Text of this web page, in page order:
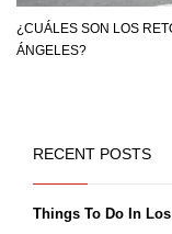
¿CUÁLES SON LOS
ÁNGELES?
RECENT POSTS
Things To Do In